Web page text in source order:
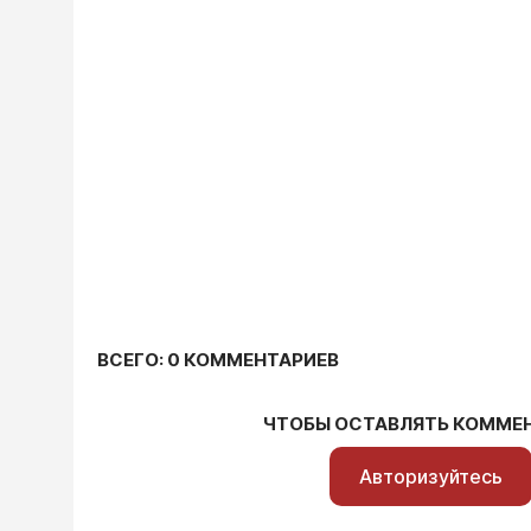
ВСЕГО: 0 КОММЕНТАРИЕВ
ЧТОБЫ ОСТАВЛЯТЬ
Авторизуйтесь